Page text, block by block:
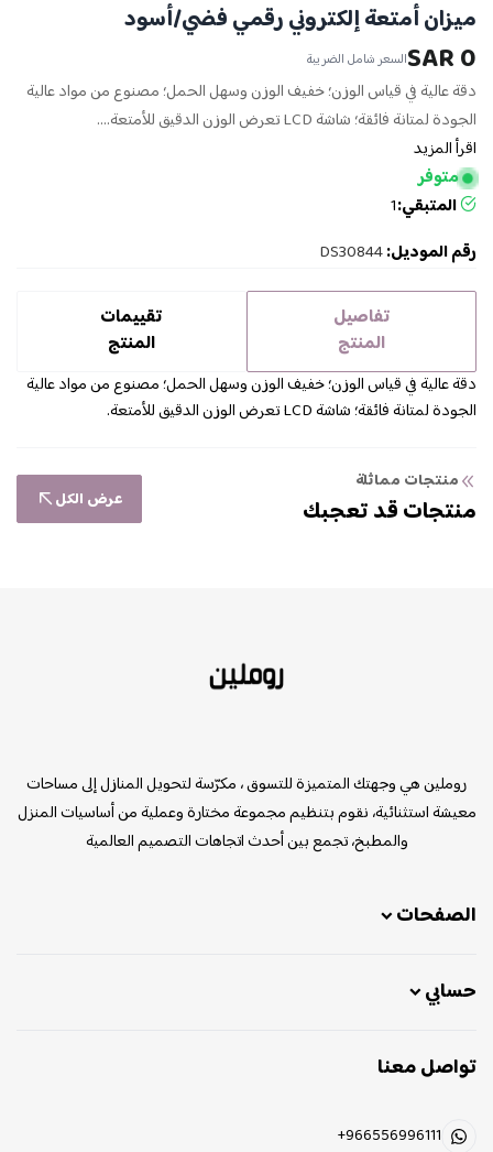
ميزان أمتعة إلكتروني رقمي فضي/أسود
0 SAR السعر شامل الضريبة
دقة عالية في قياس الوزن؛ خفيف الوزن وسهل الحمل؛ مصنوع من مواد عالية
الجودة لمتانة فائقة؛ شاشة LCD تعرض الوزن الدقيق للأمتعة....
اقرأ المزيد
متوفر
المتبقي:1
رقم الموديل:DS30844
تفاصيل
المنتج
تقييمات
المنتج
دقة عالية في قياس الوزن؛ خفيف الوزن وسهل الحمل؛ مصنوع من مواد عالية
الجودة لمتانة فائقة؛ شاشة LCD تعرض الوزن الدقيق للأمتعة.
منتجات مماثلة
منتجات قد تعجبك عرض الكل
روملين هي وجهتك المتميزة للتسوق ، مكرّسة لتحويل المنازل إلى مساحات
معيشة استثنائية، نقوم بتنظيم مجموعة مختارة وعملية من أساسيات المنزل
والمطبخ، تجمع بين أحدث اتجاهات التصميم العالمية
الصفحات
حسابي
تواصل معنا
+966556996111